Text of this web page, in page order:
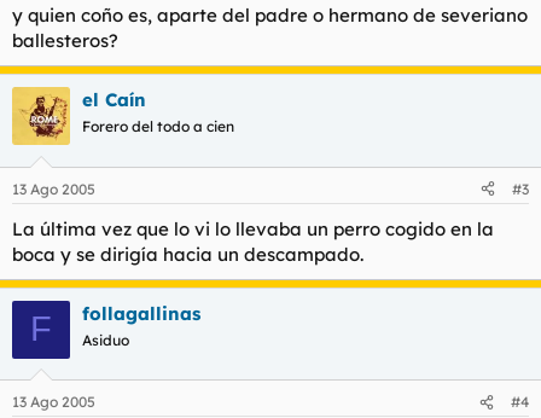
y quien coño es, aparte del padre o hermano de severiano
ballesteros?
el Caín
Forero del todo a cien
13 Ago 2005 #3
La última vez que lo vi lo llevaba un perro cogido en la
boca y se dirigía hacia un descampado.
F follagallinas
Asiduo
13 Ago 2005 #4